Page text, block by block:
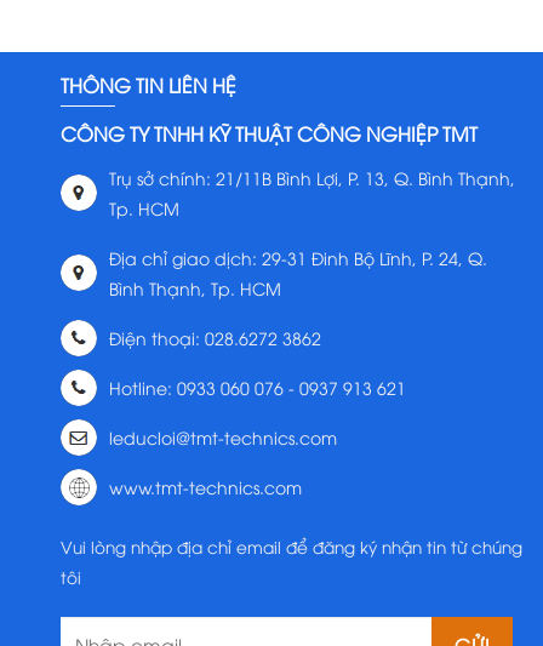
THÔNG TIN LIÊN HỆ
CÔNG TY TNHH KỸ THUẬT CÔNG NGHIỆP TMT
Trụ sở chính: 21/11B Bình Lợi, P. 13, Q. Bình Thạnh,
Tp. HCM
Địa chỉ giao dịch: 29-31 Đinh Bộ Lĩnh, P. 24, Q.
Bình Thạnh, Tp. HCM
Điện thoại: 028.6272 3862
Hotline: 0933 060 076 - 0937 913 621
leducloi@tmt-technics.com
www.tmt-technics.com
Vui lòng nhập địa chỉ email để đăng ký nhận tin từ chúng
tôi